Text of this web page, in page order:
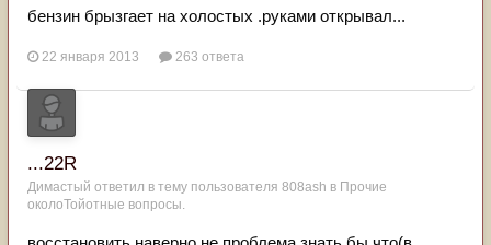
бензин брызгает на холостых .руками открывал...
22 января 2013 263 ответа
...22R
Димастый ответил в тему пользователя 808ash в Прочие
околоТойотные вопросы.